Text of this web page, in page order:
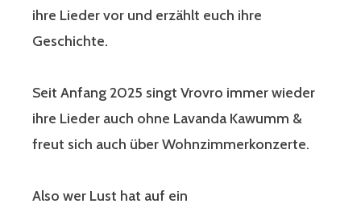
ihre Lieder vor und erzählt euch ihre
Geschichte.
Seit Anfang 2025 singt Vrovro immer wieder
ihre Lieder auch ohne Lavanda Kawumm &
freut sich auch über Wohnzimmerkonzerte.
Also wer Lust hat auf ein